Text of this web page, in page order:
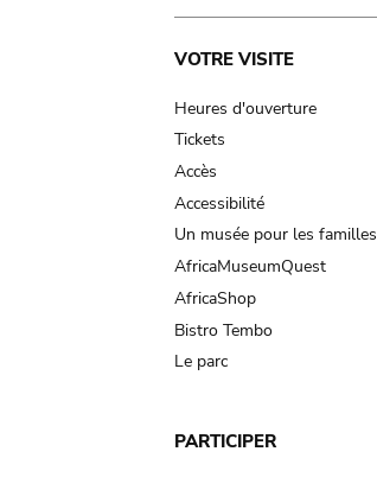
Main
navigation
VOTRE VISITE
Heures d'ouverture
Tickets
Accès
Accessibilité
Un musée pour les familles
AfricaMuseumQuest
AfricaShop
Bistro Tembo
Le parc
PARTICIPER